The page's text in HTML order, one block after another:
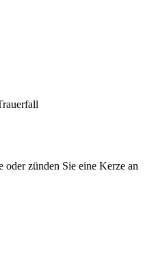
oder zünden Sie eine Kerze an